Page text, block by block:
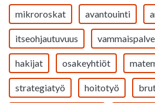
mikroroskat avantouinti
itseohjautuvuus
hakijat osakeyhtiöt
strategiatyö hoitotyö